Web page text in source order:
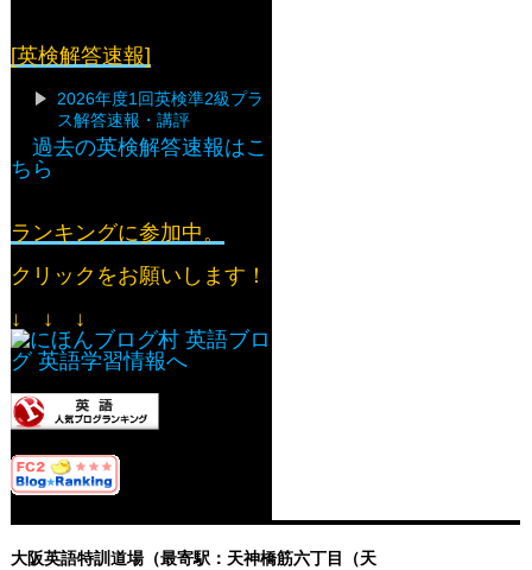
[英検解答速報]
2026年度1回英検準2級プラ
ス解答速報・講評
過去の英検解答速報はこ
ちら
ランキングに参加中。
クリックをお願いします！
↓ ↓ ↓
大阪英語特訓道場（最寄駅：天神橋筋六丁目（天